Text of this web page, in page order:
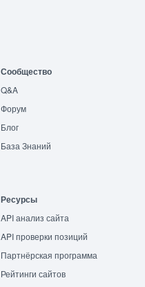
Сообщество
Q&A
Форум
Блог
База Знаний
Ресурсы
API анализ сайта
API проверки позиций
Партнёрская программа
Рейтинги сайтов